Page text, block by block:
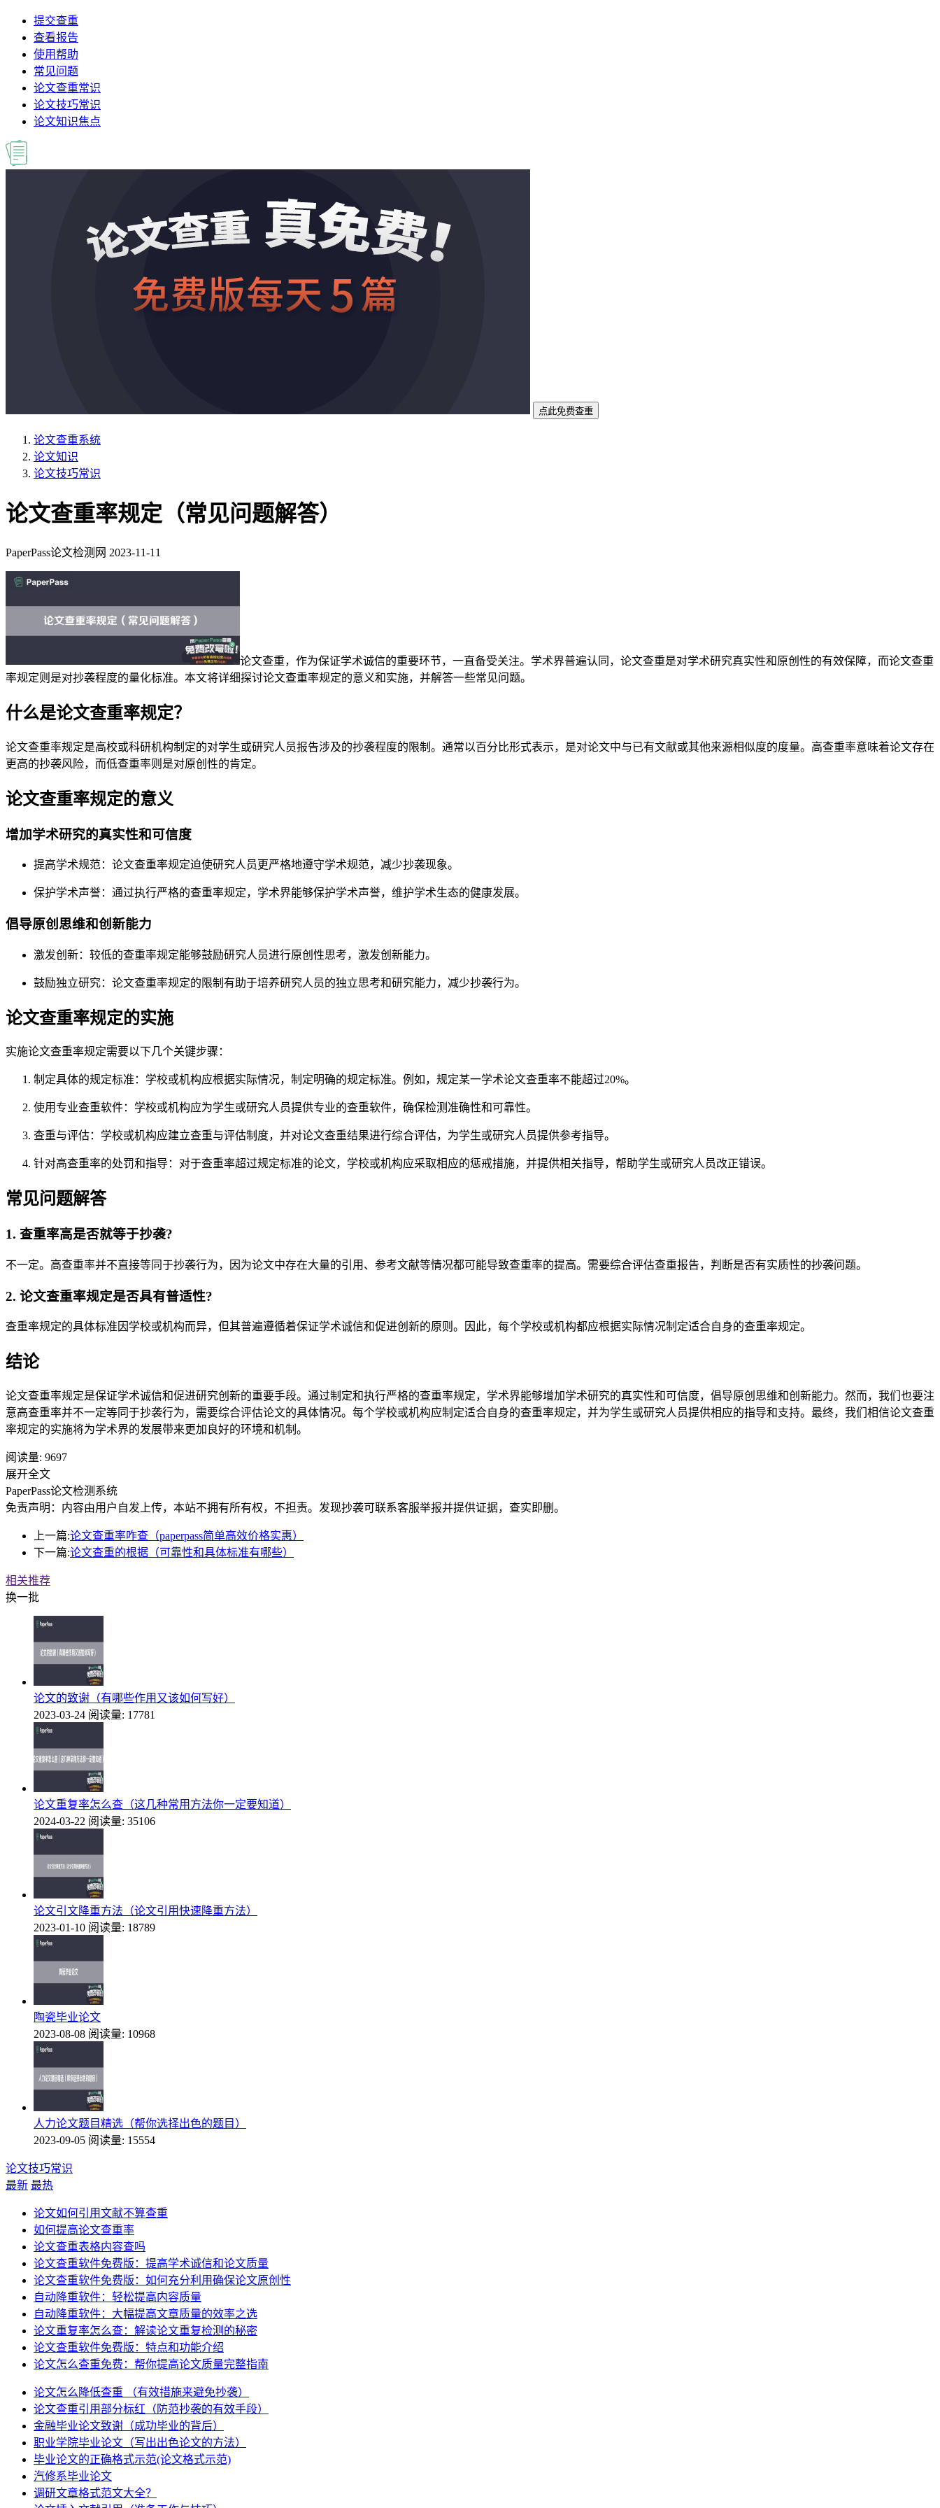
提交查重
查看报告
使用帮助
常见问题
论文查重常识
论文技巧常识
论文知识焦点
点此免费查重
论文查重系统
论文知识
论文技巧常识
论文查重率规定（常见问题解答）
PaperPass论文检测网 2023-11-11
论文查重，作为保证学术诚信的重要环节，一直备受关注。学术界普遍认同，论文查重是对学术研究真实性和原创性的有效保障，而论文查重
率规定则是对抄袭程度的量化标准。本文将详细探讨论文查重率规定的意义和实施，并解答一些常见问题。
什么是论文查重率规定？
论文查重率规定是高校或科研机构制定的对学生或研究人员报告涉及的抄袭程度的限制。通常以百分比形式表示，是对论文中与已有文献或其他来源相似度的度量。高查重率意味着论文存在
更高的抄袭风险，而低查重率则是对原创性的肯定。
论文查重率规定的意义
增加学术研究的真实性和可信度
提高学术规范：论文查重率规定迫使研究人员更严格地遵守学术规范，减少抄袭现象。
保护学术声誉：通过执行严格的查重率规定，学术界能够保护学术声誉，维护学术生态的健康发展。
倡导原创思维和创新能力
激发创新：较低的查重率规定能够鼓励研究人员进行原创性思考，激发创新能力。
鼓励独立研究：论文查重率规定的限制有助于培养研究人员的独立思考和研究能力，减少抄袭行为。
论文查重率规定的实施
实施论文查重率规定需要以下几个关键步骤：
制定具体的规定标准：学校或机构应根据实际情况，制定明确的规定标准。例如，规定某一学术论文查重率不能超过20%。
使用专业查重软件：学校或机构应为学生或研究人员提供专业的查重软件，确保检测准确性和可靠性。
查重与评估：学校或机构应建立查重与评估制度，并对论文查重结果进行综合评估，为学生或研究人员提供参考指导。
针对高查重率的处罚和指导：对于查重率超过规定标准的论文，学校或机构应采取相应的惩戒措施，并提供相关指导，帮助学生或研究人员改正错误。
常见问题解答
1. 查重率高是否就等于抄袭?
不一定。高查重率并不直接等同于抄袭行为，因为论文中存在大量的引用、参考文献等情况都可能导致查重率的提高。需要综合评估查重报告，判断是否有实质性的抄袭问题。
2. 论文查重率规定是否具有普适性?
查重率规定的具体标准因学校或机构而异，但其普遍遵循着保证学术诚信和促进创新的原则。因此，每个学校或机构都应根据实际情况制定适合自身的查重率规定。
结论
论文查重率规定是保证学术诚信和促进研究创新的重要手段。通过制定和执行严格的查重率规定，学术界能够增加学术研究的真实性和可信度，倡导原创思维和创新能力。然而，我们也要注
意高查重率并不一定等同于抄袭行为，需要综合评估论文的具体情况。每个学校或机构应制定适合自身的查重率规定，并为学生或研究人员提供相应的指导和支持。最终，我们相信论文查重
率规定的实施将为学术界的发展带来更加良好的环境和机制。
阅读量: 9697
展开全文
PaperPass论文检测系统
免责声明：内容由用户自发上传，本站不拥有所有权，不担责。发现抄袭可联系客服举报并提供证据，查实即删。
上一篇:论文查重率咋查（paperpass简单高效价格实惠）
下一篇:论文查重的根据（可靠性和具体标准有哪些）
相关推荐
换一批
论文的致谢（有哪些作用又该如何写好）
2023-03-24 阅读量: 17781
论文重复率怎么查（这几种常用方法你一定要知道）
2024-03-22 阅读量: 35106
论文引文降重方法（论文引用快速降重方法）
2023-01-10 阅读量: 18789
陶瓷毕业论文
2023-08-08 阅读量: 10968
人力论文题目精选（帮你选择出色的题目）
2023-09-05 阅读量: 15554
论文技巧常识
最新 最热
论文如何引用文献不算查重
如何提高论文查重率
论文查重表格内容查吗
论文查重软件免费版：提高学术诚信和论文质量
论文查重软件免费版：如何充分利用确保论文原创性
自动降重软件：轻松提高内容质量
自动降重软件：大幅提高文章质量的效率之选
论文重复率怎么查：解读论文重复检测的秘密
论文查重软件免费版：特点和功能介绍
论文怎么查重免费：帮你提高论文质量完整指南
论文怎么降低查重 （有效措施来避免抄袭）
论文查重引用部分标红（防范抄袭的有效手段）
金融毕业论文致谢（成功毕业的背后）
职业学院毕业论文（写出出色论文的方法）
毕业论文的正确格式示范(论文格式示范)
汽修系毕业论文
调研文章格式范文大全？